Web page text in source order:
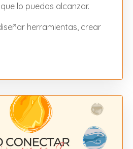
lo puedas alcanzar.
herramientas, crear